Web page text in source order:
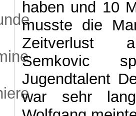
haben und 10
musste die
Zeitverlust
Semkovic
Jugendtalent
war sehr